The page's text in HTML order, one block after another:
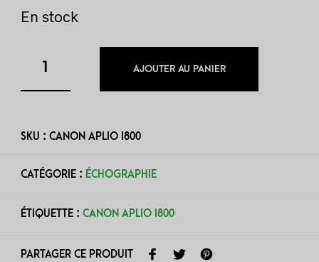
En stock
AJOUTER AU PANIER
SKU :CANON APLIO I800
CATÉGORIE : ÉCHOGRAPHIE
ÉTIQUETTE :CANON APLIO I800
PARTAGER CE PRODUIT